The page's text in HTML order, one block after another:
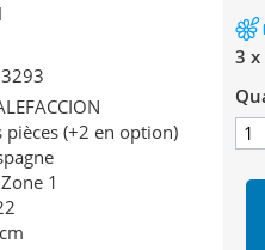
pièces (+2 en option)
1
3 x